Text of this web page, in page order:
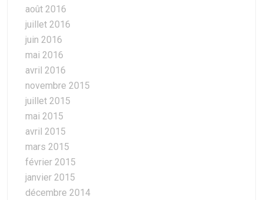
août 2016
juillet 2016
juin 2016
mai 2016
avril 2016
novembre 2015
juillet 2015
mai 2015
avril 2015
mars 2015
février 2015
janvier 2015
décembre 2014